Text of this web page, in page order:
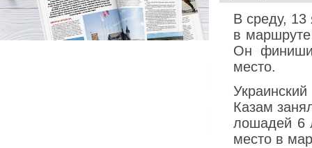
В среду,
в
Он
место.
Казам
лошадей 6
место в